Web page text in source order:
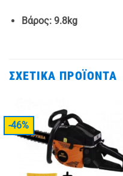
Βάρος: 9.8kg
ΣΧΕΤΙΚΆ ΠΡΟΪΌΝΤΑ
-46%